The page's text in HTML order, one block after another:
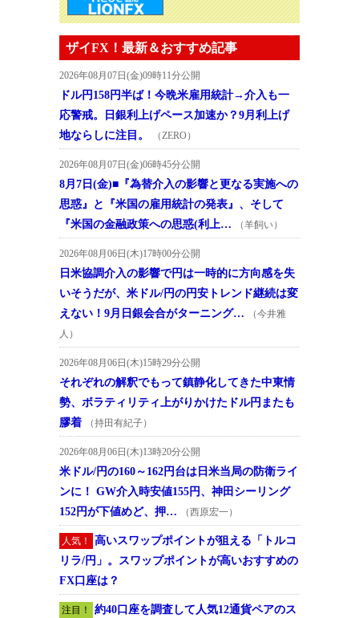
ザイFX！最新＆おすすめ記事
2026年08月07日(金)09時11分公開
ドル円158円半ば！今晩米雇用統計→介入も一
応警戒。日銀利上げペース加速か？9月利上げ
地ならしに注目。
（ZERO）
2026年08月07日(金)06時45分公開
8月7日(金)■『為替介入の影響と更なる実施への
思惑』と『米国の雇用統計の発表』、そして
『米国の金融政策への思惑(利上…
（羊飼い）
2026年08月06日(木)17時00分公開
日米協調介入の影響で円は一時的に方向感を失
いそうだが、米ドル/円の円安トレンド継続は変
えない！9月日銀会合がターニング…
（今井雅
人）
2026年08月06日(木)15時29分公開
それぞれの解釈でもって鎮静化してきた中東情
勢、ボラティリティ上がりかけたドル円またも
膠着
（持田有紀子）
2026年08月06日(木)13時20分公開
米ドル/円の160～162円台は日米当局の防衛ライ
ンに！ GW介入時安値155円、神田シーリング
152円が下値めど、押…
（西原宏一）
人気！
高いスワップポイントが狙える「トルコ
リラ/円」。スワップポイントが高いおすすめの
FX口座は？
注目！
約40口座を調査して人気12通貨ペアのス